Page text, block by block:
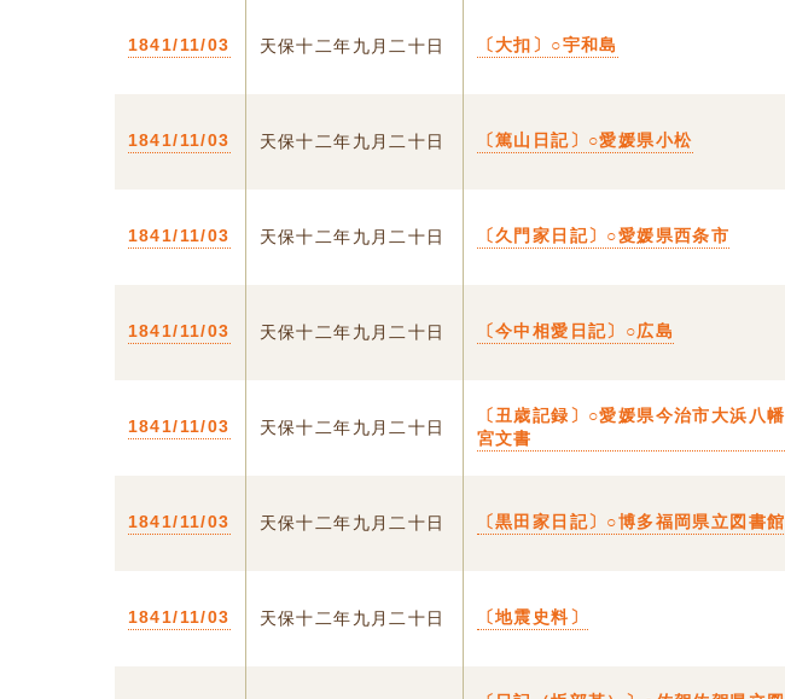
1841/11/03 天保十二年九月二十日 〔大扣〕○宇和島
1841/11/03 天保十二年九月二十日 〔篤山日記〕○愛媛県小松
1841/11/03 天保十二年九月二十日 〔久門家日記〕○愛媛県西条市
1841/11/03 天保十二年九月二十日 〔今中相愛日記〕○広島
1841/11/03 天保十二年九月二十日
〔丑歳記録〕○愛媛県今治市大浜八幡
宮文書
1841/11/03 天保十二年九月二十日 〔黒田家日記〕○博多福岡県立図書館
1841/11/03 天保十二年九月二十日 〔地震史料〕